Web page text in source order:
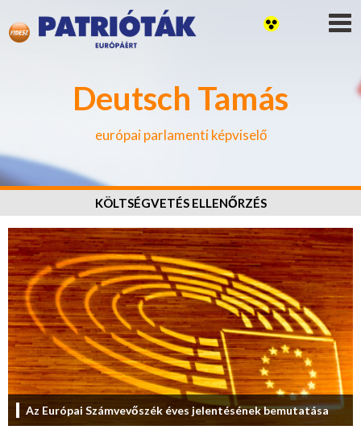
Deutsch Tamás
európai parlamenti képviselő
KÖLTSÉGVETÉS ELLENŐRZÉS
Az Európai Számvevőszék éves jelentésének bemutatása